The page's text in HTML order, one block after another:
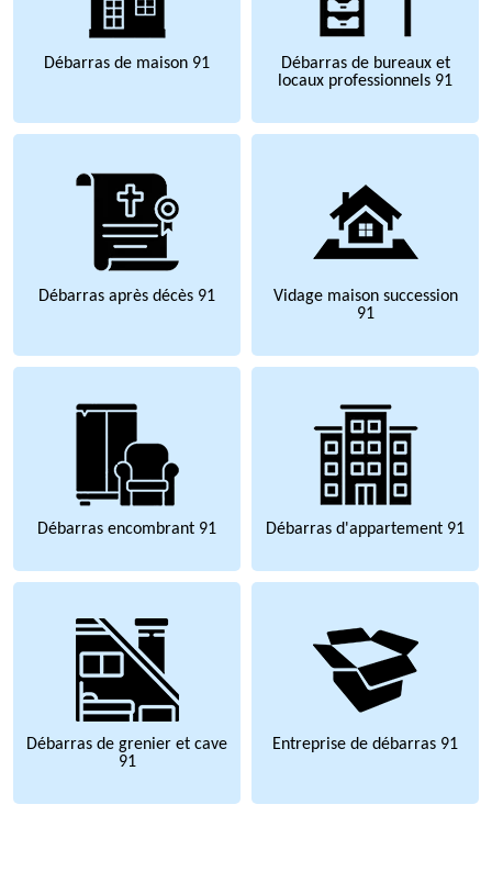
Débarras de maison 91
Débarras de bureaux et
locaux professionnels 91
Débarras après décès 91
Vidage maison succession
91
Débarras encombrant 91 Débarras d'appartement 91
Débarras de grenier et cave
91
Entreprise de débarras 91